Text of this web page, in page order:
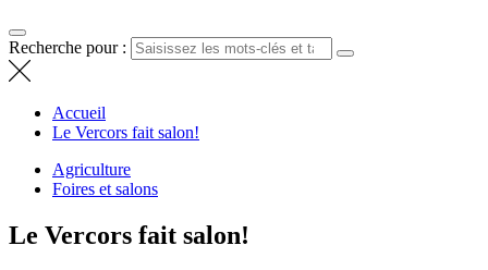
Recherche pour :
Accueil
Le Vercors fait salon!
Agriculture
Foires et salons
Le Vercors fait salon!